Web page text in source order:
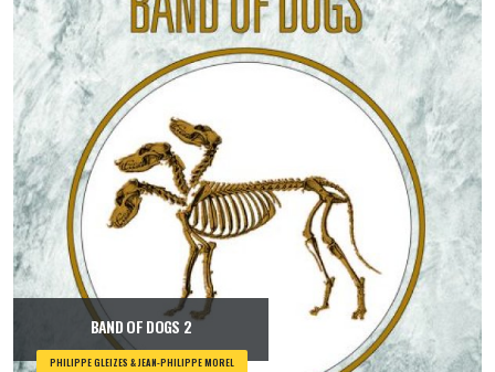
BAND OF DOGS 2
PHILIPPE GLEIZES & JEAN-PHILIPPE MOREL